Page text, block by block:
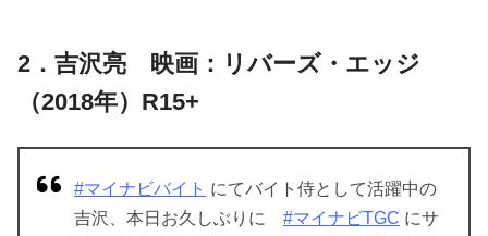
2．吉沢亮 映画：リバーズ・エッジ
（2018年）R15+
#マイナビバイト にてバイト侍として活躍中の
吉沢、本日お久しぶりに #マイナビTGC にサ